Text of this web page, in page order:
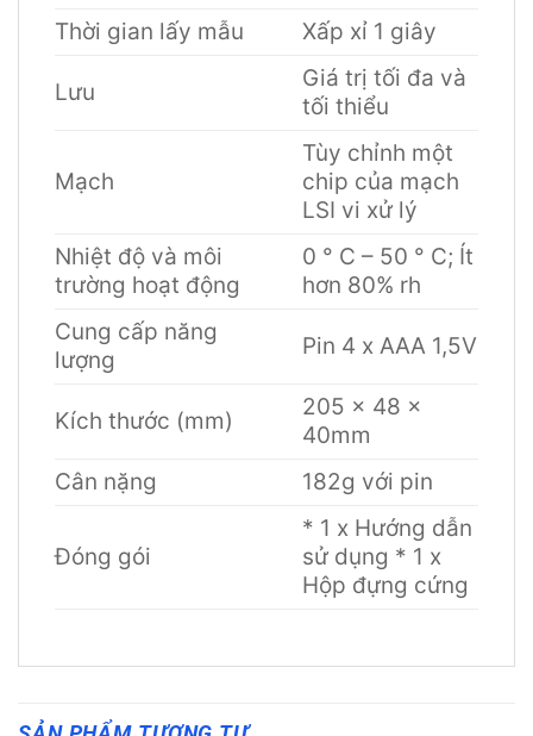
Thời gian lấy mẫu
Xấp xỉ 1 giây
Lưu
Giá trị tối đa và
tối thiểu
Mạch
Tùy chỉnh một
chip của mạch
LSI vi xử lý
Nhiệt độ và môi
trường hoạt động
0 ° C – 50 ° C; Ít
hơn 80% rh
Cung cấp năng
lượng
Pin 4 x AAA 1,5V
Kích thước (mm)
205 x 48 x
40mm
Cân nặng
182g với pin
Đóng gói
* 1 x Hướng dẫn
sử dụng * 1 x
Hộp đựng cứng